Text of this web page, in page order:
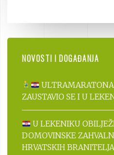
NOVOSTI I DOGAĐANJA
ZAUSTAVIO SE I U
U LEKENIKU
DOMOVINSKE
HRVATSKIH BRANITELJA